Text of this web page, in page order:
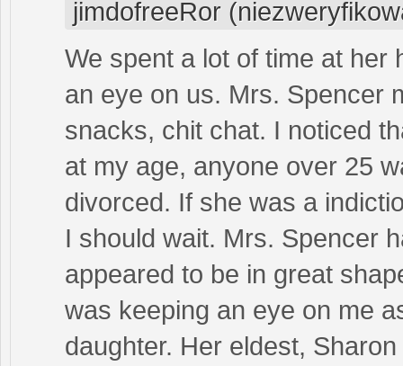
jimdofreeRor
We spent a lot of time at her
an eye on us. Mrs. Spencer
snacks, chit chat. I noticed
at my age, anyone over 25
divorced. If she was a
I should wait. Mrs. Spencer
appeared to be in great
was keeping an eye on me
daughter. Her eldest,